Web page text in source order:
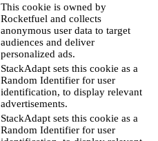
This cookie is owned by
Rocketfuel and collects
anonymous user data to target
audiences and deliver
personalized ads.
StackAdapt sets this cookie as a
Random Identifier for user
identification, to display relevant
advertisements.
StackAdapt sets this cookie as a
Random Identifier for user